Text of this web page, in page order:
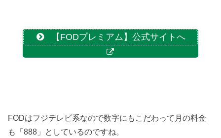
【FODプレミアム】公式サイトへ
FODはフジテレビ系なので数字にもこだわって月の料金
も「888」としているのですね。